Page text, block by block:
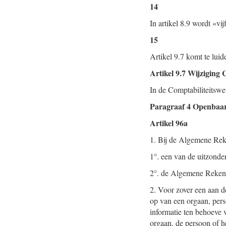
14
In artikel 8.9 wordt
15
Artikel 9.7 komt te
Artikel 9.7 Wijziging
In de
Paragraaf 4
Artikel 96a
1. Bij de Algemene
1°. een van de
2°. de Algemene
2. Voor zover een aan
op van een orgaan,
informatie ten behoeve
orgaan, de persoon of